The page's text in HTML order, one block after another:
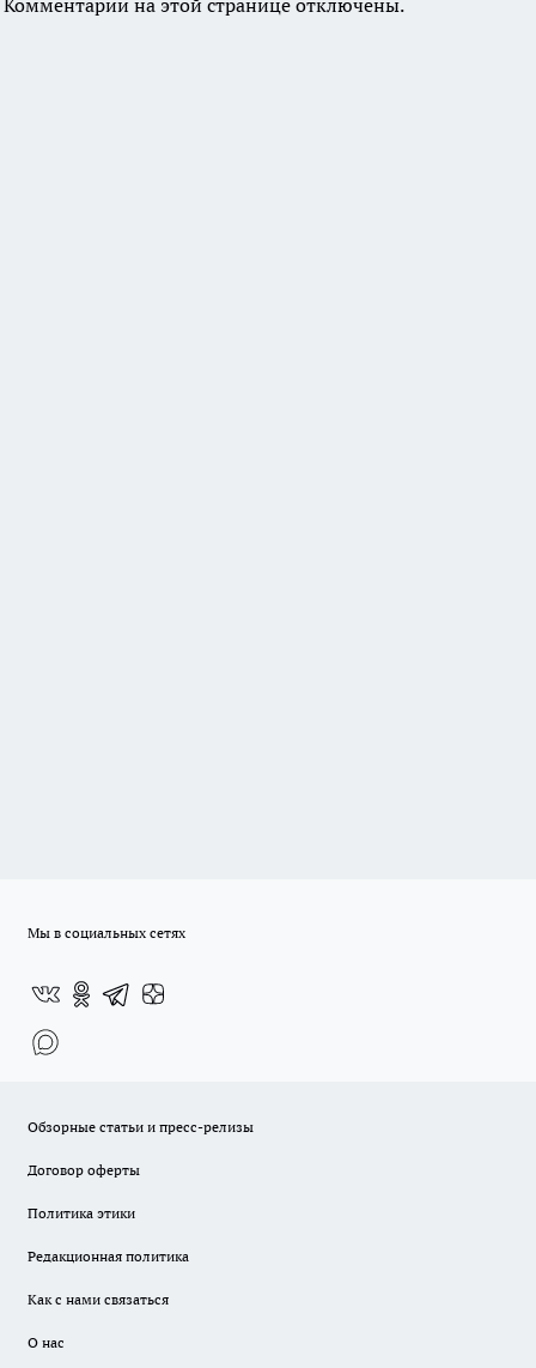
Комментарии на этой странице отключены.
Мы в социальных сетях
Обзорные статьи и пресс-релизы
Договор оферты
Политика этики
Редакционная политика
Как с нами связаться
О нас